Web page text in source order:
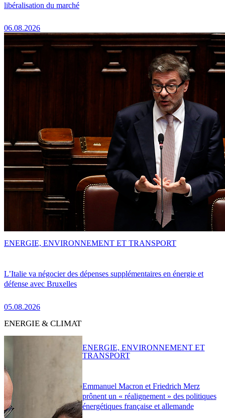
libéralisation du marché
06.08.2026
L’Italie va négocier des dépenses supplémentaires en énergie et
défense avec Bruxelles
05.08.2026
ENERGIE, ENVIRONNEMENT ET TRANSPORT
ENERGIE & CLIMAT
Emmanuel Macron et Friedrich Merz
prônent un « réalignement » des politiques
énergétiques française et allemande
ENERGIE, ENVIRONNEMENT ET
TRANSPORT